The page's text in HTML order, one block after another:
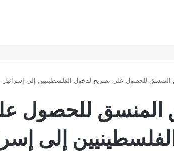
المنسق للحصول على تصريح لدخول الفلسطينيين إلى
المنسق للحصول
إلى